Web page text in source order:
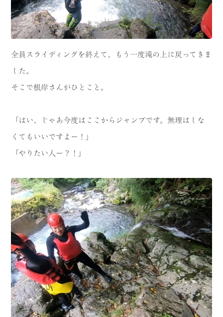
全員スライディングを終えて、もう一度滝の上に戻ってきま
した。
そこで根岸さんがひとこと。
「はい、じゃあ今度はここからジャンプです。無理はしな
くてもいいですよー！」
「やりたい人ー？！」